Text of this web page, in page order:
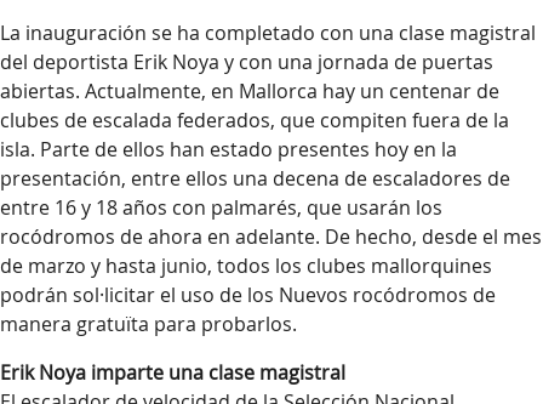
La inauguración se ha completado con una clase magistral
del deportista Erik Noya y con una jornada de puertas
abiertas. Actualmente, en Mallorca hay un centenar de
clubes de escalada federados, que compiten fuera de la
isla. Parte de ellos han estado presentes hoy en la
presentación, entre ellos una decena de escaladores de
entre 16 y 18 años con palmarés, que usarán los
rocódromos de ahora en adelante. De hecho, desde el mes
de marzo y hasta junio, todos los clubes mallorquines
podrán sol·licitar el uso de los Nuevos rocódromos de
manera gratuïta para probarlos.
Erik Noya imparte una clase magistral